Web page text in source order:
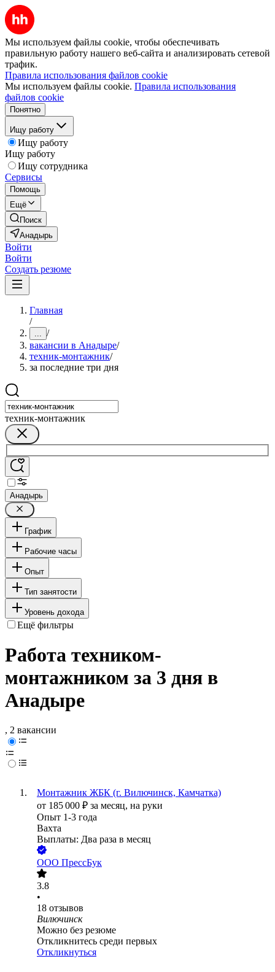
Мы используем файлы cookie, чтобы обеспечивать
правильную работу нашего веб-сайта и анализировать сетевой
трафик.
Правила использования файлов cookie
Мы используем файлы cookie. Правила использования
файлов cookie
Понятно
Ищу работу
Ищу работу
Ищу работу
Ищу сотрудника
Сервисы
Помощь
Ещё
Поиск
Анадырь
Войти
Войти
Создать резюме
Главная
/
... /
вакансии в Анадыре/
техник-монтажник/
за последние три дня
техник-монтажник
Анадырь
График
Рабочие часы
Опыт
Тип занятости
Уровень дохода
Ещё фильтры
Работа техником-
монтажником за 3 дня в
Анадыре
, 2 вакансии
Монтажник ЖБК (г. Вилючинск, Камчатка)
от 185 000 ₽ за месяц, на руки
Опыт 1-3 года
Вахта
Выплаты: Два раза в месяц
ООО ПрессБук
3.8
•
18 отзывов
Вилючинск
Можно без резюме
Откликнитесь среди первых
Откликнуться